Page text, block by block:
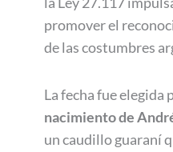
promover el
de las costumbres
La fecha fue elegida
nacimiento de
un caudillo guaraní